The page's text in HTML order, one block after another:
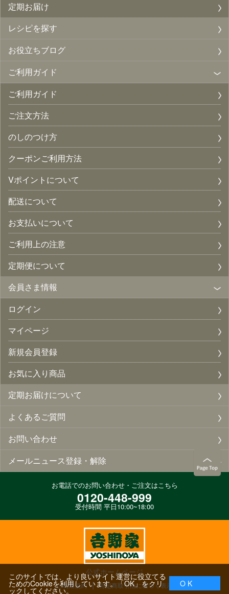
定期お届け
レシピを探す
お役立ちブログ
ご利用ガイド
ご利用ガイド
ご注文方法
のしのつけ方
クーポンご利用方法
Vポイントについて
配送について
お支払いについて
ご利用上の注意
定期便について
会員さま情報
ログイン
マイページ
新規会員登録
お気に入り商品
定期お届けについて
よくあるご質問
お問い合わせ
メールニュース登録・解除
お電話でのお問い合わせ・ご注文はこちら
0120-448-999
受付時間 平日10:00~18:00
公式ホームページ
ご利用規約 特定商取引法に基づく表示
このサイトでは、より良いサイト運営に役立てる
ためのCookieを利用しています。「OK」をクリ
ックしてください。
O K